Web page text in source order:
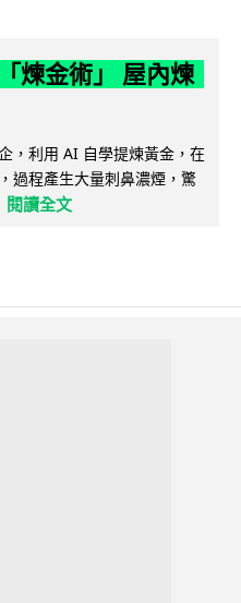
煉金術」 屋內煉
，利用 AI 自學提煉黃金，在
過程產生大量刺鼻濃煙，驚
閱讀全文